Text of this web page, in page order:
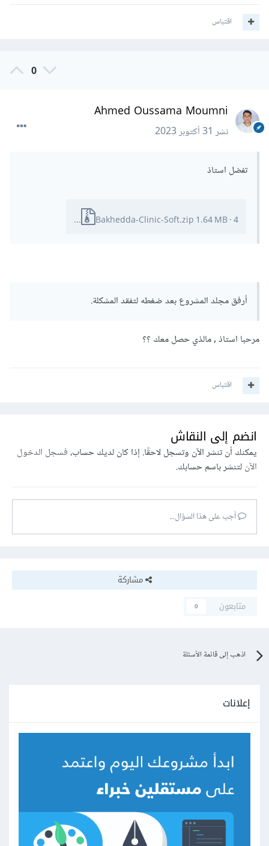
اقتباس
0
Ahmed Oussama Moumni
نشر31 أكتوبر 2023
تفضل استاذ
Bakhedda-Clinic-Soft.zip 1.64 MB·4 تنزيلات
أرفق مجلد المشروع بعد ضغطه لتفقد المشكلة.
مرحبا استاذ , مالذي حصل معك ؟؟
اقتباس
انضم إلى النقاش
يمكنك أن تنشر الآن وتسجل لاحقًا. إذا كان لديك حساب،فسجل الدخول
الآنلتنشر باسم حسابك.
أجب على هذا السؤال...
مشاركة
متابعون
0
اذهب إلى قائمة الأسئلة
إعلانات